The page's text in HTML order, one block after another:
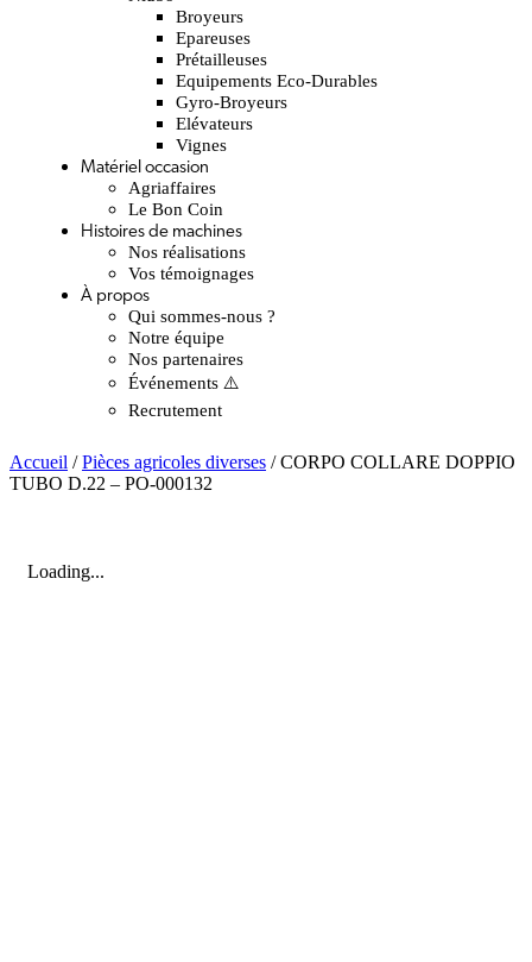
Broyeurs
Epareuses
Prétailleuses
Equipements Eco-Durables
Gyro-Broyeurs
Elévateurs
Vignes
Matériel occasion
Agriaffaires
Le Bon Coin
Histoires de machines
Nos réalisations
Vos témoignages
À propos
Qui sommes-nous ?
Notre équipe
Nos partenaires
Événements ⚠️
Recrutement
Accueil /Pièces agricoles diverses / CORPO COLLARE DOPPIO
TUBO D.22 – PO-000132
Loading...